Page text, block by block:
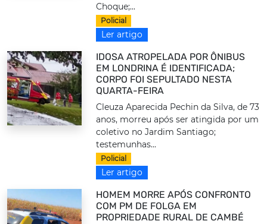
Choque;...
Policial
Ler artigo
IDOSA ATROPELADA POR ÔNIBUS
EM LONDRINA É IDENTIFICADA;
CORPO FOI SEPULTADO NESTA
QUARTA-FEIRA
Cleuza Aparecida Pechin da Silva, de 73
anos, morreu após ser atingida por um
coletivo no Jardim Santiago;
testemunhas...
Policial
Ler artigo
HOMEM MORRE APÓS CONFRONTO
COM PM DE FOLGA EM
PROPRIEDADE RURAL DE CAMBÉ